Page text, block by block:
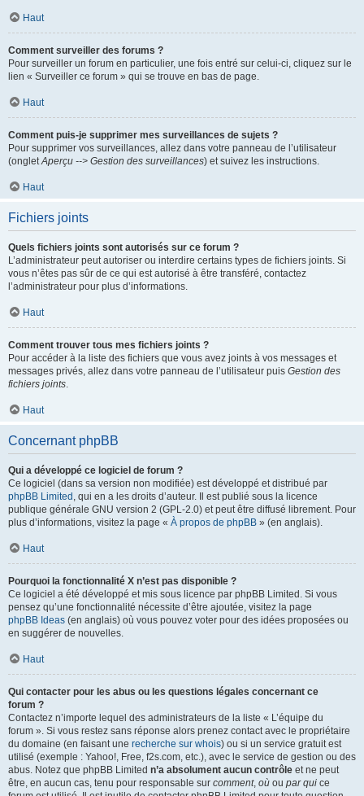
Haut
Comment surveiller des forums ?
Pour surveiller un forum en particulier, une fois entré sur celui-ci, cliquez sur le
lien « Surveiller ce forum » qui se trouve en bas de page.
Haut
Comment puis-je supprimer mes surveillances de sujets ?
Pour supprimer vos surveillances, allez dans votre panneau de l’utilisateur
(ongletAperçu --> Gestion des surveillances) et suivez les instructions.
Haut
Fichiers joints
Quels fichiers joints sont autorisés sur ce forum ?
L’administrateur peut autoriser ou interdire certains types de fichiers joints. Si
vous n’êtes pas sûr de ce qui est autorisé à être transféré, contactez
l’administrateur pour plus d’informations.
Haut
Comment trouver tous mes fichiers joints ?
Pour accéder à la liste des fichiers que vous avez joints à vos messages et
messages privés, allez dans votre panneau de l’utilisateur puis Gestion des
fichiers joints.
Haut
Concernant phpBB
Qui a développé ce logiciel de forum ?
Ce logiciel (dans sa version non modifiée) est développé et distribué par
phpBB Limited , qui en a les droits d’auteur. Il est publié sous la licence
publique générale GNU version 2 (GPL-2.0) et peut être diffusé librement. Pour
plus d’informations, visitez la page « À propos de phpBB » (en anglais).
Haut
Pourquoi la fonctionnalité X n’est pas disponible ?
Ce logiciel a été développé et mis sous licence par phpBB Limited. Si vous
pensez qu’une fonctionnalité nécessite d’être ajoutée, visitez la page
phpBB Ideas (en anglais) où vous pouvez voter pour des idées proposées ou
en suggérer de nouvelles.
Haut
Qui contacter pour les abus ou les questions légales concernant ce
forum ?
Contactez n’importe lequel des administrateurs de la liste « L’équipe du
forum ». Si vous restez sans réponse alors prenez contact avec le propriétaire
du domaine (en faisant une recherche sur whois) ou si un service gratuit est
utilisé (exemple : Yahoo!, Free, f2s.com, etc.), avec le service de gestion ou des
abus. Notez que phpBB Limited n’a absolument aucun contrôle et ne peut
être, en aucun cas, tenu pour responsable sur comment, où ou par qui ce